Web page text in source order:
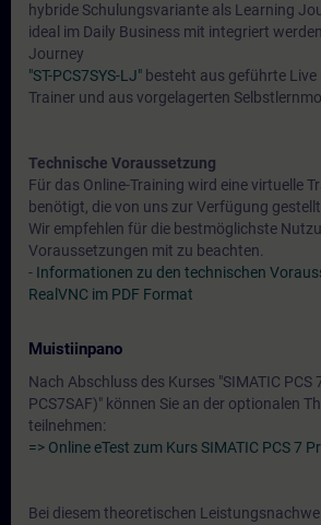
hybride Schulungsvariante als Learning
ideal im Daily Business mit integriert
Journey
"ST-PCS7SYS-LJ" besteht aus geführte Live
Trainer und aus vorgelagerten
Technische Voraussetzung
Für das Online-Training wird eine virtuelle
benötigt, die von uns zur Verfügung gestellt.
Wir empfehlen für die bestmöglichste
Voraussetzungen mit zu beachten.
- Informationen zu den technischen
RealVNC im PDF Format
Muistiinpano
Nach Abschluss des Kurses "SIMATIC PCS
PCS7SAF)" können Sie an der optionalen
teilnehmen:
=> Online eTest zum Kurs SIMATIC PCS 7
Bei diesem theoretischen